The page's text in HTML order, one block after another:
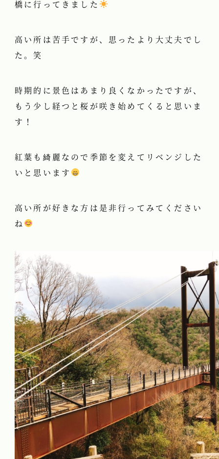
橋に行ってきました
高い所は苦手ですが、思ったより大丈夫でし
た。笑
時期的に景色はあまり良くなかったですが、
もう少し経つと桜が咲き始めてくると思いま
す！
紅葉も綺麗なので季節を変えてリベンジした
いと思います
高い所が好きな方は是非行ってみてください
ね